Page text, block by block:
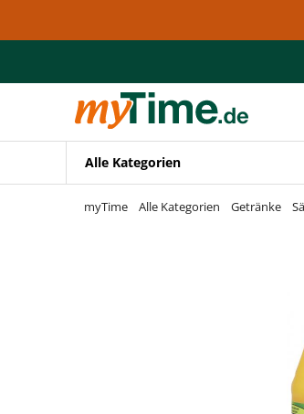
Zur Navigation springen
Alle Kategorien
myTime Alle Kategorien Getränke